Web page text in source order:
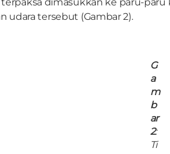
udara tersebut (Gambar 2).
G
a
m
b
ar
2:
Ti